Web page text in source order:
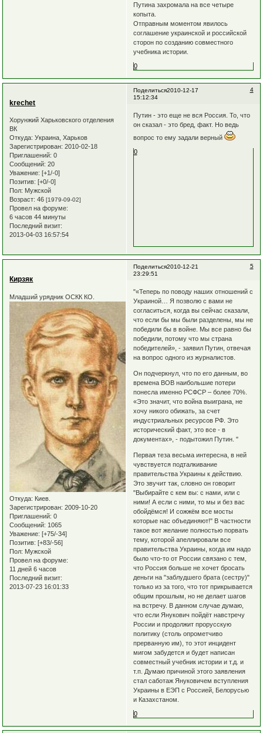
Путина захромала на все четыре
копыта.
Отправным моментом явилось
соглашение украинской и российской
сторон по созданию совместного
учебника истории.
0
Поделиться 4
2010-12-17
15:12:34
krechet
Хорунжий Харьковского отделения
ВК
Откуда: Украина, Харьков
Зарегистрирован: 2010-02-18
Приглашений: 0
Сообщений: 20
Уважение: [+1/-0]
Позитив: [+0/-0]
Пол: Мужской
Возраст: 46[1979-09-02]
Провел на форуме:
6 часов 44 минуты
Последний визит:
2013-04-03 16:57:54
Путин - это еще не вся Россия. То, что
он сказал - это бред, факт. Но ведь
вопрос то ему задали верный
0
Поделиться 5
2010-12-21
23:29:51
Кирзяк
Младший урядник ОСКК КО.
Откуда: Киев.
Зарегистрирован: 2009-10-20
Приглашений: 0
Сообщений: 1065
Уважение: [+75/-34]
Позитив: [+83/-56]
Пол: Мужской
Провел на форуме:
11 дней 6 часов
Последний визит:
2013-07-23 16:01:33
"«Теперь по поводу наших отношений с
Украиной… Я позволю с вами не
согласиться, когда вы сейчас сказали,
что если бы мы были разделены, мы не
победили бы в войне. Мы все равно бы
победили, потому что мы страна
победителей», - заявил Путин, отвечая
на вопрос одного из журналистов.
Он подчеркнул, что по его данным, во
времена ВОВ наибольшие потери
понесла именно РСФСР – более 70%.
«Это значит, что война выиграна, не
хочу никого обижать, за счет
индустриальных ресурсов РФ. Это
исторический факт, это все - в
документах», - подытожил Путин. "
Первая теза весьма интересна, в ней
чувствуется подталкивание
правительства Украины к действию.
Это звучит так, словно он говорит
"Выбирайте с кем вы: с нами, или с
ними! А если с ними, то мы и без вас
обойдёмся! И сожжём все мосты
которые нас объединяют!" В частности
такое вот желание полностью порвать
тему, которой апеллировали все
правительства Украины, когда им надо
было что-то от России связано с тем,
что Россия больше не хочет бросать
деньги на "заблудшего брата (сестру)"
только из за того, что тот прикрывается
общим прошлым, но не делает шагов
на встречу. В данном случае думаю,
что если Янукович пойдёт навстречу
России и продолжит прорусскую
политику (столь опрометчиво
прерванную им), то этот инцидент
мигом забудется и будет написан
совместный учебник истории и т.д. и
т.п. Думаю причиной этого заявления
стал саботаж Януковичем вступления
Украины в ЕЭП с Россией, Белорусью
и Казахстаном.
0